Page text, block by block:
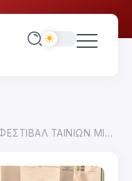
ΜΙΚΡΟΥ ΜΗΚΟΥΣ ΔΡΑΜΑΣ-ΑΙΘΡΙΑ ΛΟΓΟΤΕΧΝΙΚΑ ΜΕΣΗΜΕΡΙΑ ΤΡΙΤΗ